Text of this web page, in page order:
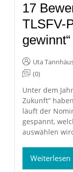
17
TLSFV-
gewinnt“
Uta
(0)
Unter dem
Zukunft“
läuft der
gespannt,
auswählen
Weiterlesen